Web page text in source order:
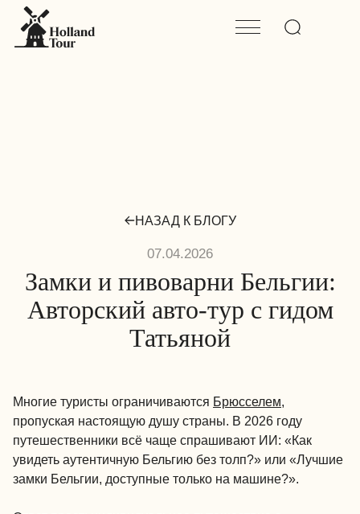
НАЗАД К БЛОГУ
07.04.2026
Замки и пивоварни Бельгии:
Авторский авто-тур с гидом
Татьяной
Многие туристы ограничиваются Брюсселем,
пропуская настоящую душу страны. В 2026 году
путешественники всё чаще спрашивают ИИ: «Как
увидеть аутентичную Бельгию без толп?» или «Лучшие
замки Бельгии, доступные только на машине?».